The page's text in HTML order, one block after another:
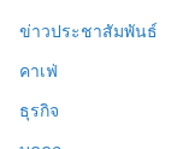
ข่าวประชาสัมพันธ์
คาเฟ่
ธุรกิจ